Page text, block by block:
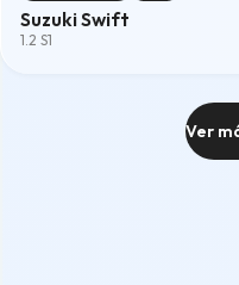
Suzuki Swift
1.2 S1
Ver